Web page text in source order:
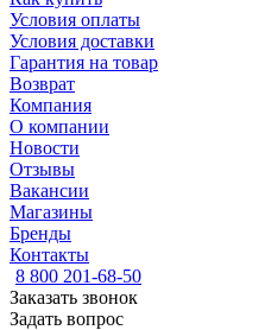
Условия оплаты
Условия доставки
Гарантия на товар
Возврат
Компания
О компании
Новости
Отзывы
Вакансии
Магазины
Бренды
Контакты
8 800 201-68-50
Заказать звонок
Задать вопрос